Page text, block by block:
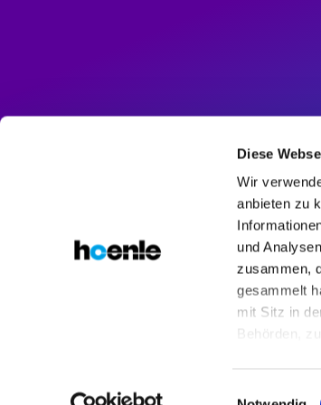
Diese
Wir
anbieten zu
und
zusammen,
gesammelt
mit Sitz in
Behörden,
USA
Copyright © 2026 Hoenle Eleco